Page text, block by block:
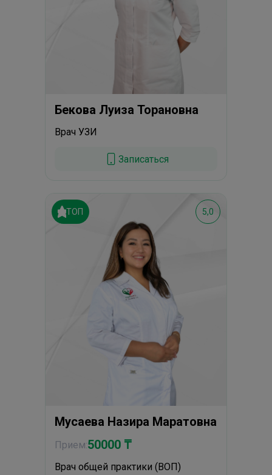
Бекова Луиза Торановна
Врач УЗИ
Записаться
ТОП 5,0
Мусаева Назира Маратовна
Прием:50000 ₸
Врач общей практики (ВОП)